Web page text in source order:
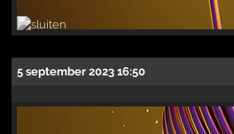
5 september 2023 16:50